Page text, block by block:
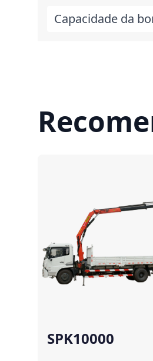
Capacidade da
SPK10000